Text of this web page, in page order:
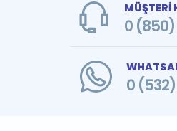
MÜŞTERİ
0 (850)
0 (532)